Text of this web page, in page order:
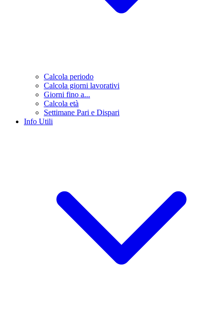
Calcola periodo
Calcola giorni lavorativi
Giorni fino a...
Calcola età
Settimane Pari e Dispari
Info Utili